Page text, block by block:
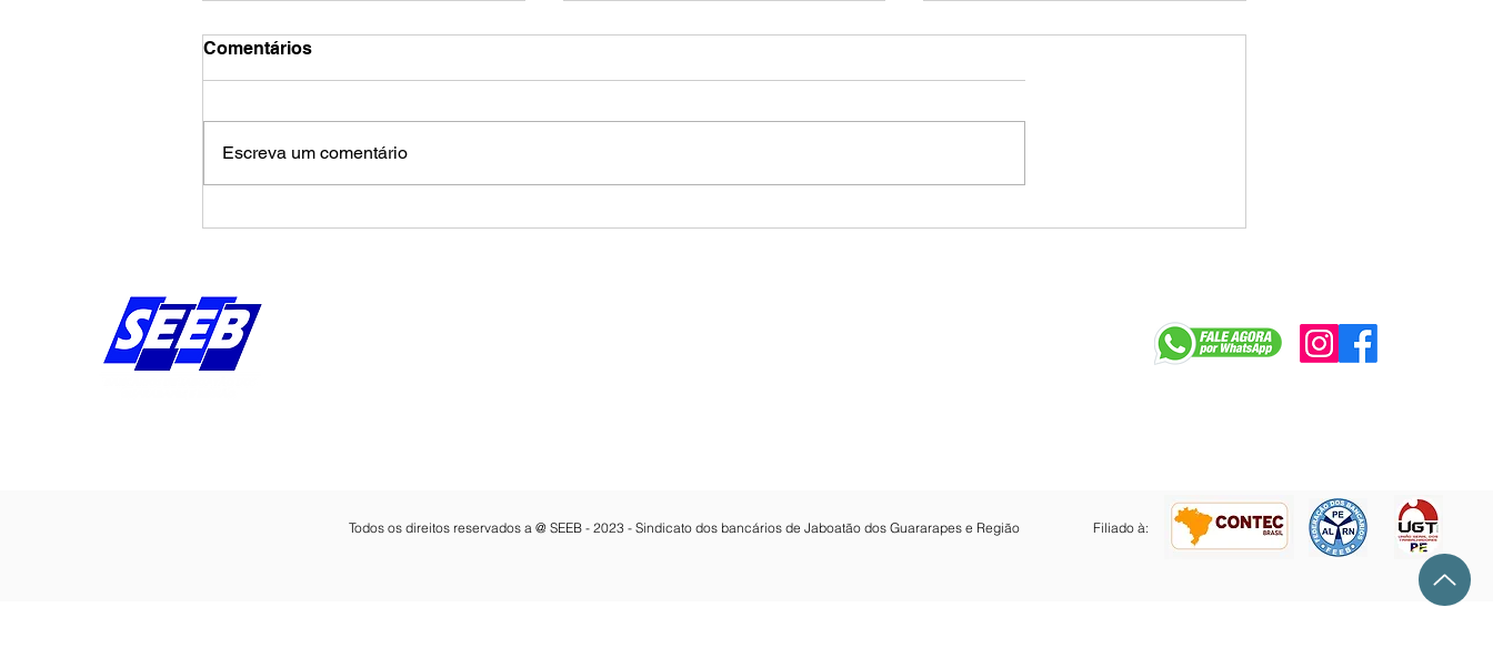
Comentários
Escreva um comentário
Filiado à:
Todos os direitos reservados a @ SEEB - 2023 - Sindicato dos bancários de Jaboatão dos Guararapes e Região